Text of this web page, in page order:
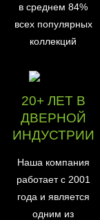
в среднем 84%
всех популярных
коллекций
20+ ЛЕТ В
ДВЕРНОЙ
ИНДУСТРИИ
Наша компания
работает с 2001
года и является
одним из